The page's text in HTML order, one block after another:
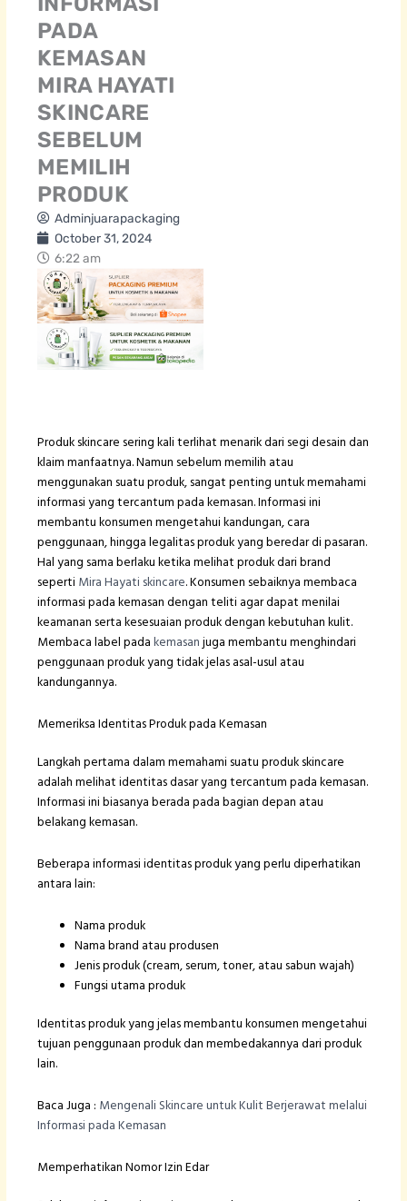
PADA
KEMASAN
MIRA HAYATI
SKINCARE
SEBELUM
MEMILIH
PRODUK
Adminjuarapackaging
October 31, 2024
6:22 am
Produk skincare sering kali terlihat menarik dari segi desain dan
klaim manfaatnya. Namun sebelum memilih atau
menggunakan suatu produk, sangat penting untuk memahami
informasi yang tercantum pada kemasan. Informasi ini
membantu konsumen mengetahui kandungan, cara
penggunaan, hingga legalitas produk yang beredar di pasaran.
Hal yang sama berlaku ketika melihat produk dari brand
seperti Mira Hayati skincare. Konsumen sebaiknya membaca
informasi pada kemasan dengan teliti agar dapat menilai
keamanan serta kesesuaian produk dengan kebutuhan kulit.
Membaca label padakemasanjuga membantu menghindari
penggunaan produk yang tidak jelas asal-usul atau
kandungannya.
Memeriksa Identitas Produk pada Kemasan
Langkah pertama dalam memahami suatu produk skincare
adalah melihat identitas dasar yang tercantum pada kemasan.
Informasi ini biasanya berada pada bagian depan atau
belakang kemasan.
Beberapa informasi identitas produk yang perlu diperhatikan
antara lain:
Nama produk
Nama brand atau produsen
Jenis produk (cream, serum, toner, atau sabun wajah)
Fungsi utama produk
Identitas produk yang jelas membantu konsumen mengetahui
tujuan penggunaan produk dan membedakannya dari produk
lain.
Baca Juga : Mengenali Skincare untuk Kulit Berjerawat melalui
Informasi pada Kemasan
Memperhatikan Nomor Izin Edar